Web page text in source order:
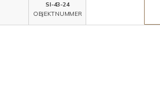
SI-43-24
OBJEKTNUMMER